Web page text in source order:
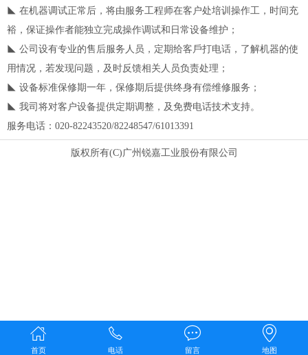
◣ 在机器调试正常后，将由服务工程师在客户处培训操作工，时间充
裕，保证操作者能独立完成操作调试和日常设备维护；
◣ 公司设有专业的售后服务人员，定期给客戶打电话，了解机器的使
用情况，若发现问题，及时反馈相关人员负责处理；
◣ 设备标准保修期一年，保修期后提供终身有偿维修服务；
◣ 我司将对客户设备提供定期调整，及免费电话技术支持。
服务电话：020-82243520/82248547/61013391
版权所有(C)广州锐嘉工业股份有限公司
首页 电话 留言 地图